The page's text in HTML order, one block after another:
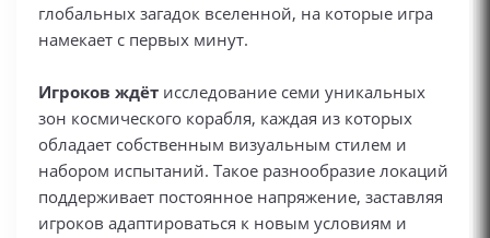
глобальных загадок вселенной, на которые игра
намекает с первых минут.
Игроков ждёт исследование семи уникальных
зон космического корабля, каждая из которых
обладает собственным визуальным стилем и
набором испытаний. Такое разнообразие локаций
поддерживает постоянное напряжение, заставляя
игроков адаптироваться к новым условиям и